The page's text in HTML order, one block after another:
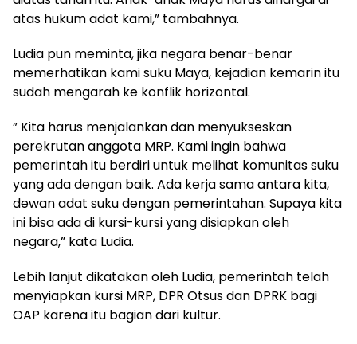
atas hukum adat kami,” tambahnya.
Ludia pun meminta, jika negara benar-benar
memerhatikan kami suku Maya, kejadian kemarin itu
sudah mengarah ke konflik horizontal.
” Kita harus menjalankan dan menyukseskan
perekrutan anggota MRP. Kami ingin bahwa
pemerintah itu berdiri untuk melihat komunitas suku
yang ada dengan baik. Ada kerja sama antara kita,
dewan adat suku dengan pemerintahan. Supaya kita
ini bisa ada di kursi-kursi yang disiapkan oleh
negara,” kata Ludia.
Lebih lanjut dikatakan oleh Ludia, pemerintah telah
menyiapkan kursi MRP, DPR Otsus dan DPRK bagi
OAP karena itu bagian dari kultur.